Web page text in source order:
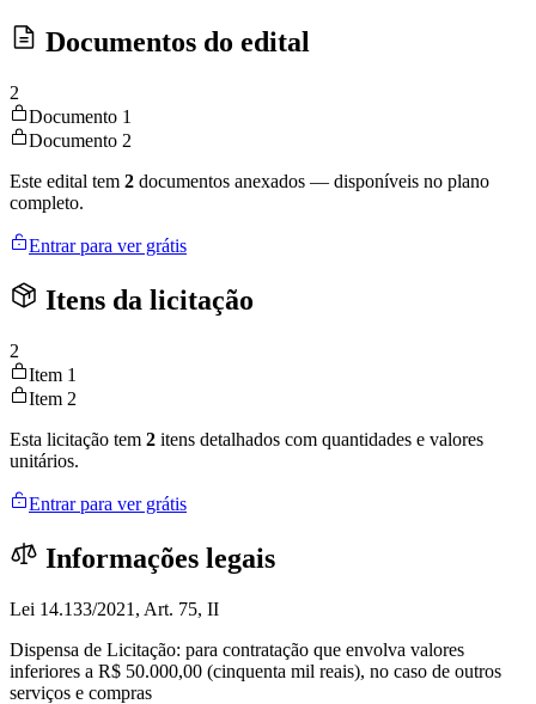
Documentos do edital
2
Documento 1
Documento 2
Este edital tem 2 documentos anexados — disponíveis no plano
completo.
Entrar para ver grátis
Itens da licitação
2
Item 1
Item 2
Esta licitação tem 2 itens detalhados com quantidades e valores
unitários.
Entrar para ver grátis
Informações legais
Lei 14.133/2021, Art. 75, II
Dispensa de Licitação: para contratação que envolva valores
inferiores a R$ 50.000,00 (cinquenta mil reais), no caso de outros
serviços e compras